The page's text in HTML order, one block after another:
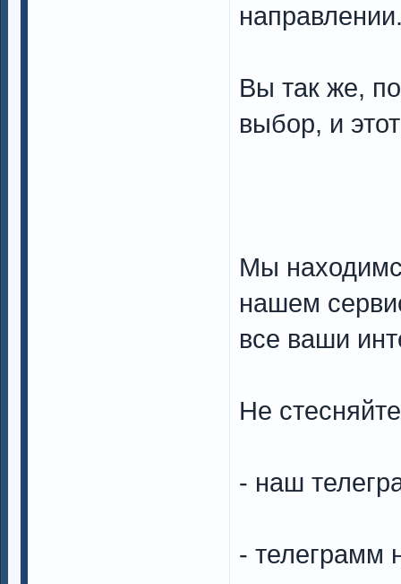
Вы так же,
выбор, и
Мы
нашем
все ваши
Не
- наш
- телеграмм